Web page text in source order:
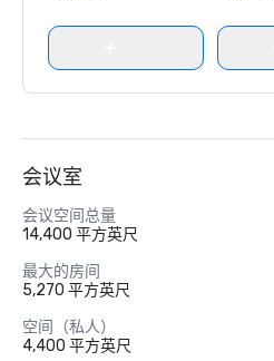
会议室
会议空间总量
14,400 平方英尺
最大的房间
5,270 平方英尺
空间（私人）
4,400 平方英尺